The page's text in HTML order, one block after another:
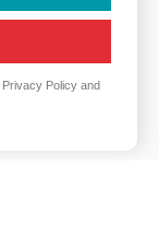
Privacy Policy and